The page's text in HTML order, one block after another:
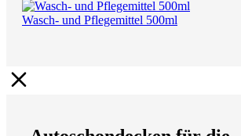
Wasch- und Pflegemittel 500ml